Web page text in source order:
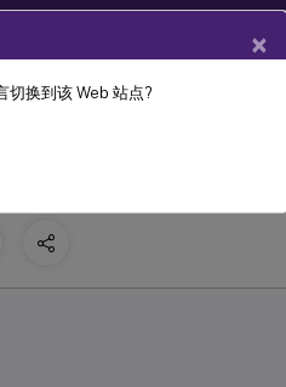
×
切换到该 Web 站点?